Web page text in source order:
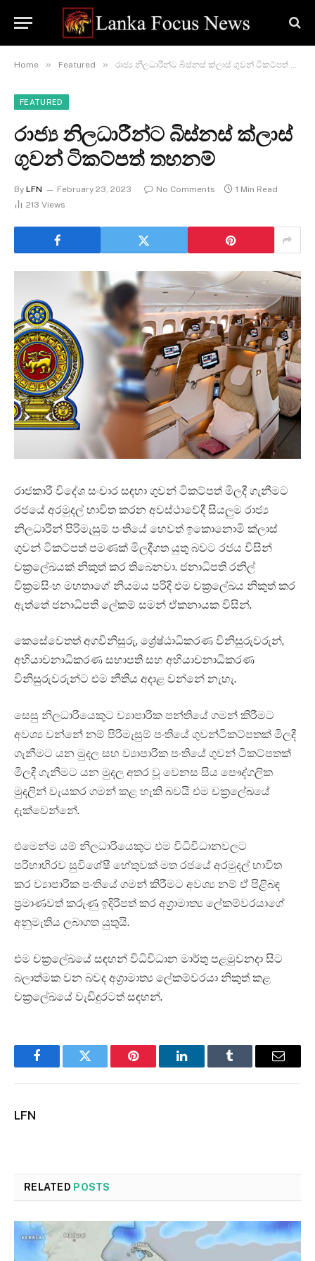
Home » Featured » රාජ්‍ය නිලධාරීන්ට බිස්නස් ක්ලාස් ගුවන් ටිකට්පත් තහනම්
FEATURED
රාජ්‍ය නිලධාරීන්ට බිස්නස් ක්ලාස්
ගුවන් ටිකට්පත් තහනම්
By LFN February 23, 2023 No Comments
1 Min Read
213 Views
රාජකාරී විදේශ සංචාර සඳහා ගුවන් ටිකට්පත් මිලදී ගැනීමට
රජයේ අරමුදල් භාවිත කරන අවස්ථාවේදී සියලුම රාජ්‍ය
නිලධාරීන් පිරිමැසුම් පංතියේ හෙවත් ඉකොනොමි ක්ලාස්
ගුවන් ටිකට්පත් පමණක් මිලදීගත යුතු බවට රජය විසින්
චක්‍රලේඛයක් නිකුත් කර තිබෙනවා. ජනාධිපති රනිල්
වික්‍රමසිංහ මහතාගේ නියමය පරිදි එම චක්‍රලේඛය නිකුත් කර
ඇත්තේ ජනාධිපති ලේකම් සමන් ඒකනායක විසින්.
කෙසේවෙතත් අගවිනිසුරු, ශ්‍රේෂ්ඨාධිකරණ විනිසුරුවරුන්,
අභියාචනාධිකරණ සභාපති සහ අභියාචනාධිකරණ
විනිසුරුවරුන්ට එම නීතිය අදාළ වන්නේ නැහැ.
සෙසු නිලධාරියෙකුට ව්‍යාපාරික පන්තියේ ගමන් කිරීමට
අවශ්‍ය වන්නේ නම් පිරිමැසුම් පංතියේ ගුවන්ටිකට්පතක් මිලදී
ගැනීමට යන මුදල සහ ව්‍යාපාරික පංතියේ ගුවන් ටිකට්පතක්
මිලදී ගැනීමට යන මුදල අතර වූ වෙනස සිය පෞද්ගලික
මුදලින් වැයකර ගමන් කළ හැකි බවයි එම චක්‍රලේඛයේ
දැක්වෙන්නේ.
එමෙන්ම යම් නිලධාරියෙකුට එම විධිවිධානවලට
පරිභාහිරව සුවිශේෂී හේතුවක් මත රජයේ අරමුදල් භාවිත
කර ව්‍යාපාරික පංතියේ ගමන් කිරීමට අවශ්‍ය නම් ඒ පිළිබඳ
ප්‍රමාණවත් කරුණු ඉදිරිපත් කර අග්‍රාමාත්‍ය ලේකම්වරයාගේ
අනුමැතිය ලබාගත යුතුයි.
එම චක්‍රලේඛයේ සඳහන් විධිවිධාන මාර්තු පළමුවනදා සිට
බලාත්මක වන බවද අග්‍රාමාත්‍ය ලේකම්වරයා නිකුත් කළ
චක්‍රලේඛයේ වැඩිදුරටත් සඳහන්.
FacebookTwitter Pinterest LinkedInTumblr Email
LFN
RELATED POSTS